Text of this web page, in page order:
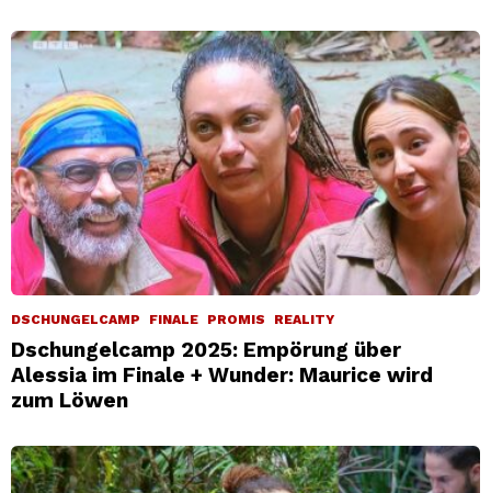
DSCHUNGELCAMP FINALE PROMIS REALITY
Dschungelcamp 2025: Empörung über
Alessia im Finale + Wunder: Maurice wird
zum Löwen